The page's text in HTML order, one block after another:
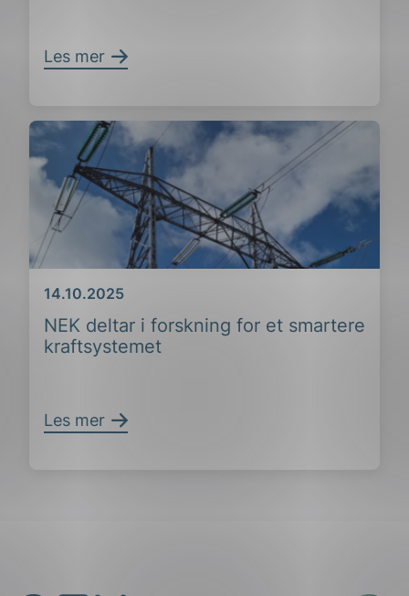
Les mer
NEK deltar i forskning for et smartere
kraftsystemet
Dato
14.10.2025
Les mer